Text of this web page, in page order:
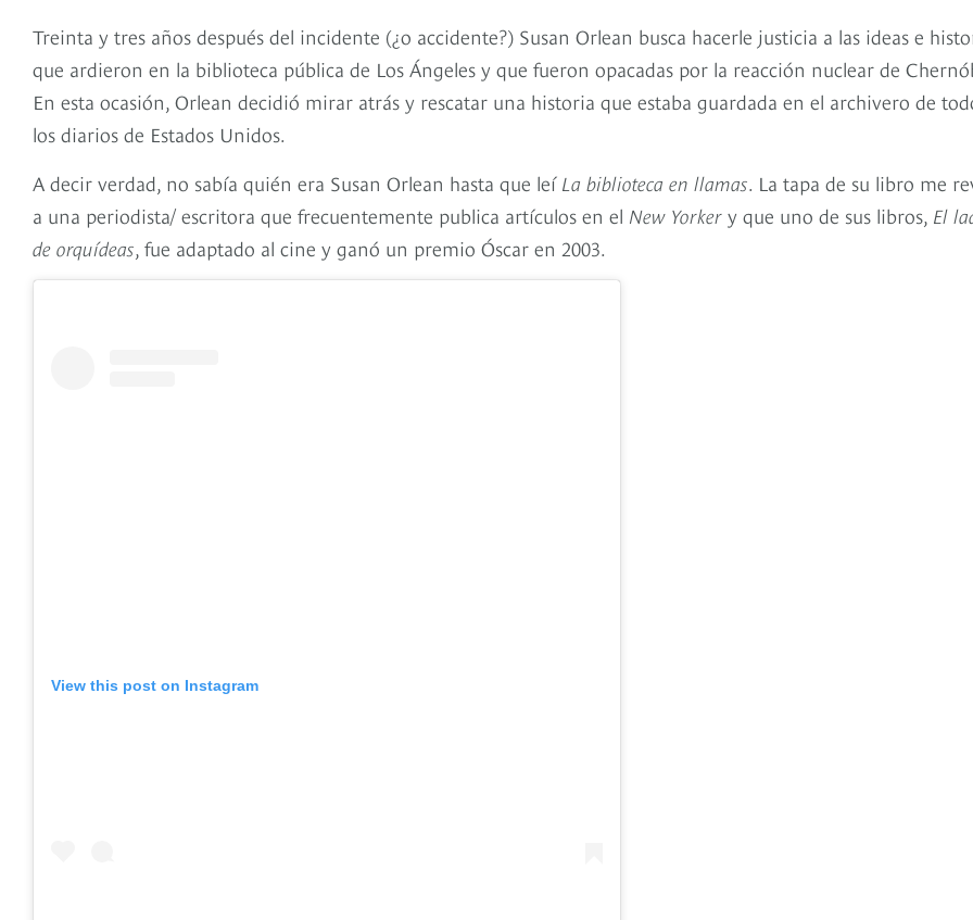
Treinta y tres años después del incidente (¿o accidente?) Susan Orlean busca hacerle justicia a las ideas e
que ardieron en la biblioteca pública de Los Ángeles y que fueron opacadas por la reacción nuclear de
En esta ocasión, Orlean decidió mirar atrás y rescatar una historia que estaba guardada en el archivero de
los diarios de Estados Unidos.
A decir verdad, no sabía quién era Susan Orlean hasta que leí La biblioteca en llamas. La tapa de su libro me
a una periodista/ escritora que frecuentemente publica artículos en el New Yorker y que uno de sus libros, El
de orquídeas, fue adaptado al cine y ganó un premio Óscar en 2003.
View this post on Instagram